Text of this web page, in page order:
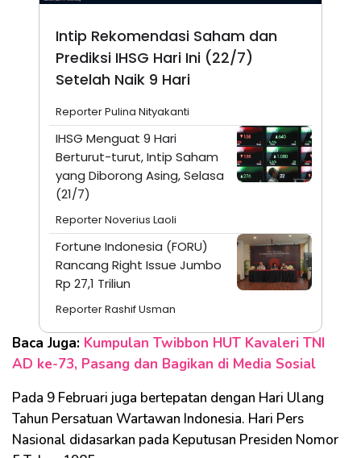
Intip Rekomendasi Saham dan
Prediksi IHSG Hari Ini (22/7)
Setelah Naik 9 Hari
Reporter Pulina Nityakanti
IHSG Menguat 9 Hari
Berturut-turut, Intip Saham
yang Diborong Asing, Selasa
(21/7)
Reporter Noverius Laoli
Fortune Indonesia (FORU)
Rancang Right Issue Jumbo
Rp 27,1 Triliun
Reporter Rashif Usman
Baca Juga: Kumpulan Twibbon HUT Kavaleri TNI
AD ke-73, Pasang dan Bagikan di Media Sosial
Pada 9 Februari juga bertepatan dengan Hari Ulang
Tahun Persatuan Wartawan Indonesia. Hari Pers
Nasional didasarkan pada Keputusan Presiden Nomor